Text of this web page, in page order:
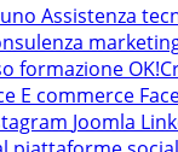
Assistenza
formazione
E commerce
Joomla